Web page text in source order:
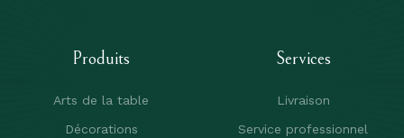
Produits
Arts de la table
Décorations
Services
Livraison
Service professionnel